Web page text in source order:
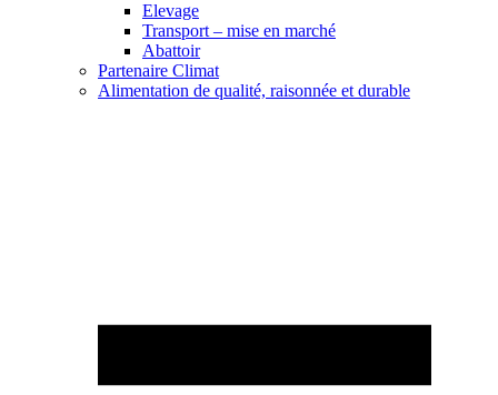
Elevage
Transport – mise en marché
Abattoir
Partenaire Climat
Alimentation de qualité, raisonnée et durable